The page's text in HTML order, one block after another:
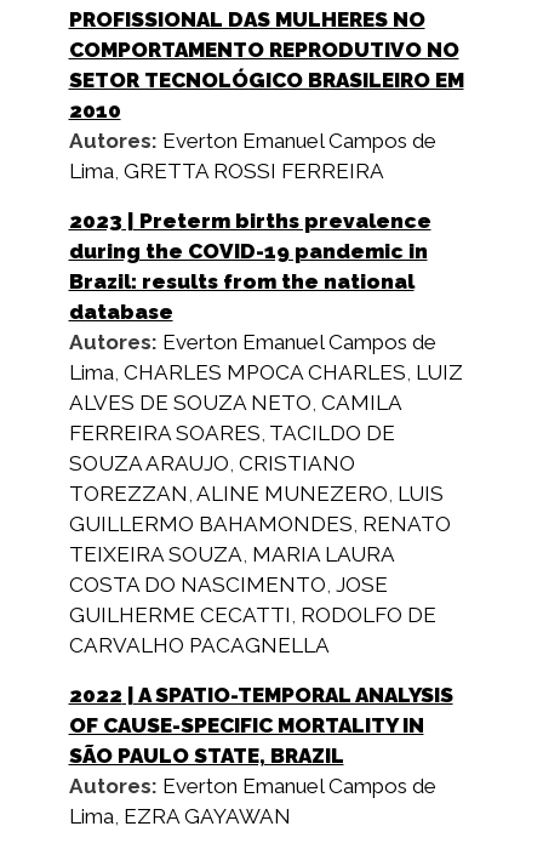
PROFISSIONAL DAS MULHERES NO
COMPORTAMENTO REPRODUTIVO NO
SETOR TECNOLÓGICO BRASILEIRO EM
2010
Autores: Everton Emanuel Campos de
Lima, GRETTA ROSSI FERREIRA
2023 | Preterm births prevalence
during the COVID-19 pandemic in
Brazil: results from the national
database
Autores: Everton Emanuel Campos de
Lima, CHARLES MPOCA CHARLES, LUIZ
ALVES DE SOUZA NETO, CAMILA
FERREIRA SOARES, TACILDO DE
SOUZA ARAUJO, CRISTIANO
TOREZZAN, ALINE MUNEZERO, LUIS
GUILLERMO BAHAMONDES, RENATO
TEIXEIRA SOUZA, MARIA LAURA
COSTA DO NASCIMENTO, JOSE
GUILHERME CECATTI, RODOLFO DE
CARVALHO PACAGNELLA
2022 | A SPATIO-TEMPORAL ANALYSIS
OF CAUSE-SPECIFIC MORTALITY IN
SÃO PAULO STATE, BRAZIL
Autores: Everton Emanuel Campos de
Lima, EZRA GAYAWAN